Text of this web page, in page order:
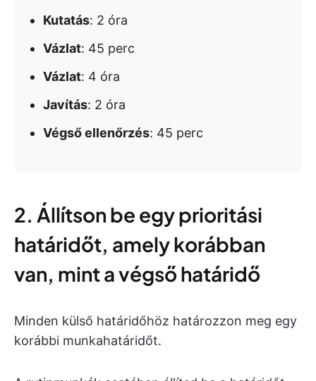
Kutatás: 2 óra
Vázlat: 45 perc
Vázlat: 4 óra
Javítás: 2 óra
Végső ellenőrzés: 45 perc
2. Állítson be egy prioritási
határidőt, amely korábban
van, mint a végső határidő
Minden külső határidőhöz határozzon meg egy
korábbi munkahatáridőt.